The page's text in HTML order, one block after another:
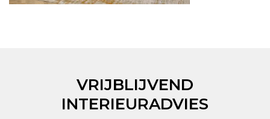
VRIJBLIJVEND
INTERIEURADVIES